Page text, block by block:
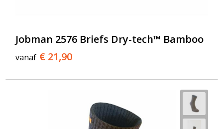
Jobman 2576 Briefs Dry-tech™ Bamboo
vanaf € 21,90